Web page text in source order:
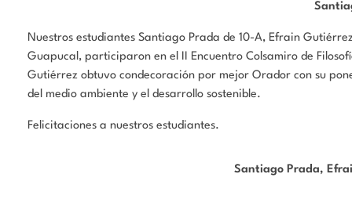
Nuestros estudiantes Santiago Prada de 10-A, Efrain
Guapucal, participaron en el II Encuentro Colsamiro de
Gutiérrez obtuvo condecoración por mejor Orador con su
del medio ambiente y el desarrollo sostenible.
Felicitaciones a nuestros estudiantes.
Santiago Prada,